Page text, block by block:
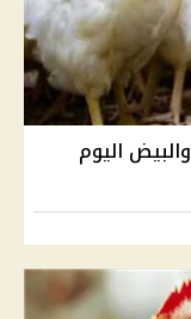
اليوم